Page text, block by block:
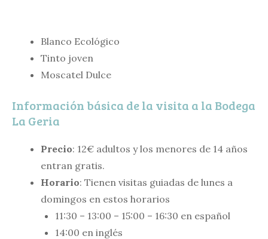
Blanco Ecológico
Tinto joven
Moscatel Dulce
Información básica de la visita a la Bodega
La Geria
Precio: 12€ adultos y los menores de 14 años
entran gratis.
Horario: Tienen visitas guiadas de lunes a
domingos en estos horarios
11:30 – 13:00 – 15:00 – 16:30 en español
14:00 en inglés